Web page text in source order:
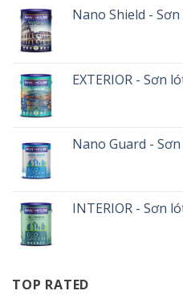
Nano Shield -
EXTERIOR - Sơn
Nano Guard -
INTERIOR - Sơn
TOP RATED